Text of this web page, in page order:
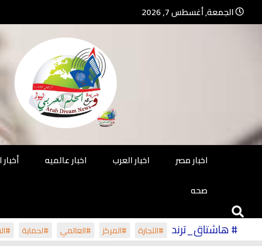
الجمعة, أغسطس 7, 2026
جريدة مستقلة – صحافة تضيئ لك
اخبار مصر
اخبار العرب اخبار عالميه
صحه
# هاشتاق_ترند #التجارة #المركز #العالمي #لحماية